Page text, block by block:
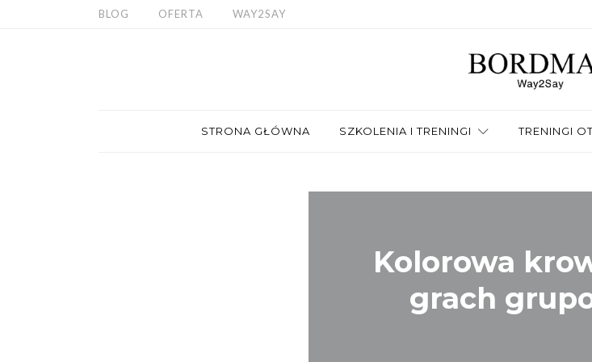
BLOG OFERTA WAY2SAY
STRONA GŁÓWNA SZKOLENIA I TRENINGI TRENINGI
Kolorowa
grach